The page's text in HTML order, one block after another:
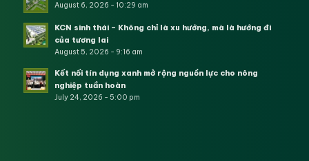
August 6, 2026 - 10:29 am
KCN sinh thái – Không chỉ là xu hướng, mà là hướng đi
của tương lai
August 5, 2026 - 9:16 am
Kết nối tín dụng xanh mở rộng nguồn lực cho nông
nghiệp tuần hoàn
July 24, 2026 - 5:00 pm